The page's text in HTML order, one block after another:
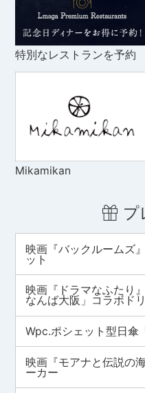
特別なレストランを予約
Mikamikan
プ
映画『バックルームズ
ット
映画『ドラマなふたり
なんば大阪」コラボド
Wpc.ポシェット型日傘
映画『モアナと伝説の
ーカー